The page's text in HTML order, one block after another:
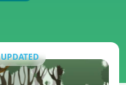
UPDATED